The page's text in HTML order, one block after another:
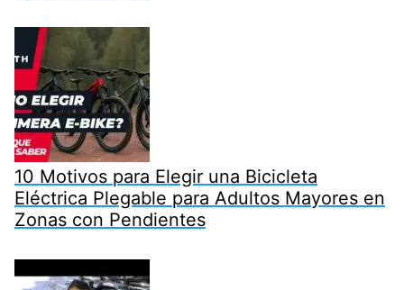
10 Motivos para Elegir una Bicicleta
Eléctrica Plegable para Adultos Mayores en
Zonas con Pendientes